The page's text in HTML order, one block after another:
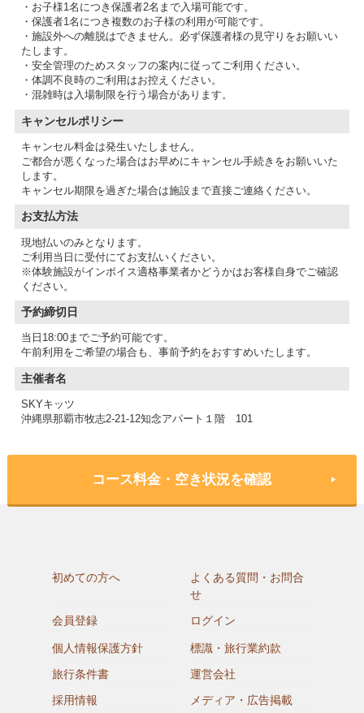
・お子様1名につき保護者2名まで入場可能です。
・保護者1名につき複数のお子様の利用が可能です。
・施設外への離脱はできません。必ず保護者様の見守りをお願いい
たします。
・安全管理のためスタッフの案内に従ってご利用ください。
・体調不良時のご利用はお控えください。
・混雑時は入場制限を行う場合があります。
キャンセルポリシー
キャンセル料金は発生いたしません。
ご都合が悪くなった場合はお早めにキャンセル手続きをお願いいた
します。
キャンセル期限を過ぎた場合は施設まで直接ご連絡ください。
お支払方法
現地払いのみとなります。
ご利用当日に受付にてお支払いください。
※体験施設がインボイス適格事業者かどうかはお客様自身でご確認
予約締切日
当日18:00までご予約可能です。
午前利用をご希望の場合も、事前予約をおすすめいたします。
主催者名
SKYキッツ
沖縄県那覇市牧志2-21-12知念アパート１階 101
コース料金・空き状況を確認
初めての方へ
よくある質問・お問合
せ
会員登録
ログイン
個人情報保護方針
標識・旅行業約款
旅行条件書
運営会社
採用情報
メディア・広告掲載